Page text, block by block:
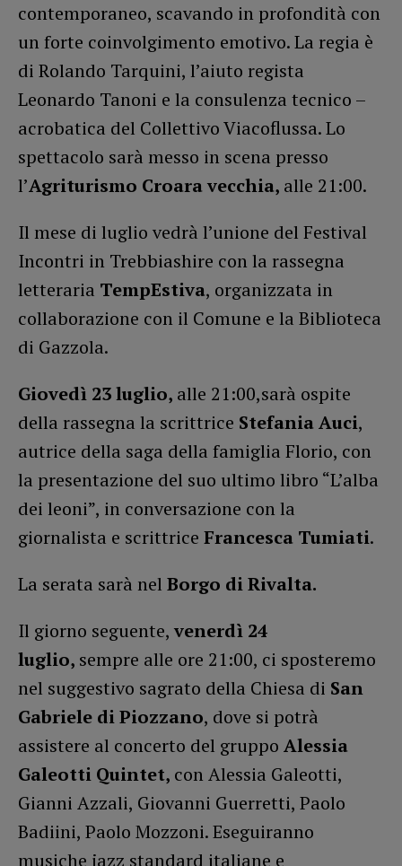
contemporaneo, scavando in profondità con
un forte coinvolgimento emotivo. La regia è
di Rolando Tarquini, l’aiuto regista
Leonardo Tanoni e la consulenza tecnico –
acrobatica del Collettivo Viacoflussa. Lo
spettacolo sarà messo in scena presso
l’Agriturismo Croara vecchia, alle 21:00.
Il mese di luglio vedrà l’unione del Festival
Incontri in Trebbiashire con la rassegna
letteraria TempEstiva, organizzata in
collaborazione con il Comune e la Biblioteca
di Gazzola.
Giovedì 23 luglio, alle 21:00,sarà ospite
della rassegna la scrittrice Stefania Auci,
autrice della saga della famiglia Florio, con
la presentazione del suo ultimo libro “L’alba
dei leoni”, in conversazione con la
giornalista e scrittrice Francesca Tumiati.
La serata sarà nel Borgo di Rivalta.
Il giorno seguente, venerdì 24
luglio, sempre alle ore 21:00, ci sposteremo
nel suggestivo sagrato della Chiesa di San
Gabriele di Piozzano, dove si potrà
assistere al concerto del gruppo Alessia
Galeotti Quintet, con Alessia Galeotti,
Gianni Azzali, Giovanni Guerretti, Paolo
Badiini, Paolo Mozzoni. Eseguiranno
musiche jazz standard italiane e